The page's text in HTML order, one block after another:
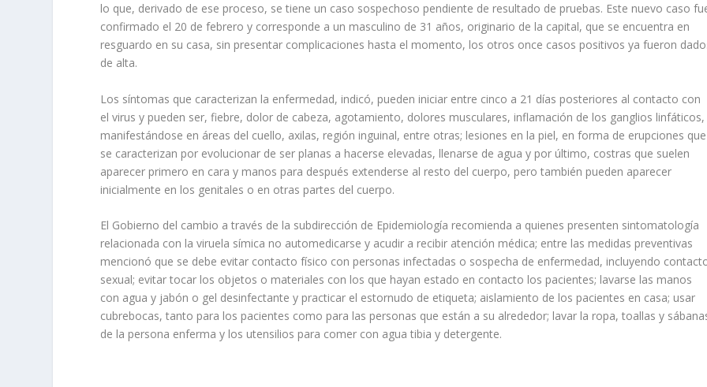
lo que, derivado de ese proceso, se tiene un caso sospechoso pendiente de resultado de pruebas. Este nuevo caso
confirmado el 20 de febrero y corresponde a un masculino de 31 años, originario de la capital, que se encuentra en
resguardo en su casa, sin presentar complicaciones hasta el momento, los otros once casos positivos ya fueron
de alta.
Los síntomas que caracterizan la enfermedad, indicó, pueden iniciar entre cinco a 21 días posteriores al contacto con
el virus y pueden ser, fiebre, dolor de cabeza, agotamiento, dolores musculares, inflamación de los ganglios linfáticos,
manifestándose en áreas del cuello, axilas, región inguinal, entre otras; lesiones en la piel, en forma de erupciones que
se caracterizan por evolucionar de ser planas a hacerse elevadas, llenarse de agua y por último, costras que suelen
aparecer primero en cara y manos para después extenderse al resto del cuerpo, pero también pueden aparecer
inicialmente en los genitales o en otras partes del cuerpo.
El Gobierno del cambio a través de la subdirección de Epidemiología recomienda a quienes presenten sintomatología
relacionada con la viruela símica no automedicarse y acudir a recibir atención médica; entre las medidas preventivas
mencionó que se debe evitar contacto físico con personas infectadas o sospecha de enfermedad, incluyendo
sexual; evitar tocar los objetos o materiales con los que hayan estado en contacto los pacientes; lavarse las manos
con agua y jabón o gel desinfectante y practicar el estornudo de etiqueta; aislamiento de los pacientes en casa; usar
cubrebocas, tanto para los pacientes como para las personas que están a su alrededor; lavar la ropa, toallas y
de la persona enferma y los utensilios para comer con agua tibia y detergente.